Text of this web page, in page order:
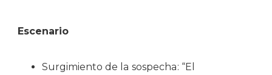
Escenario
Surgimiento de la sospecha: “El